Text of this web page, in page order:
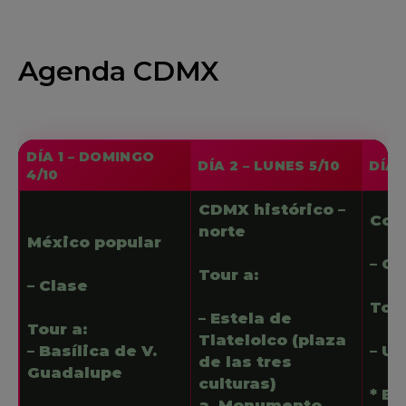
Agenda CDMX
DÍA 1 – DOMINGO
4/10
DÍA 2 – LUNES 5/10 DÍA
México popular
– Clase
Tour a:
– Basílica de V.
Guadalupe
CDMX histórico –
norte
Tour a:
– Estela de
Tlatelolco (plaza
de las tres
culturas)
–
–
*